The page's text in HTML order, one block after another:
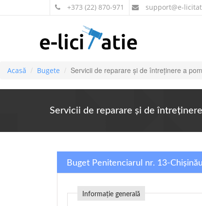
+373 (22) 870-971 support@e-
Acasă Bugete Servicii de reparare şi de întreţinere a
Servicii de reparare şi de
Buget Penitenciarul nr. 13-
Informație generală